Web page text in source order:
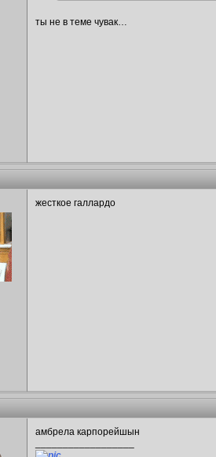
ты не в теме чувак…
жесткое галлардо
амбрела карпорейшын